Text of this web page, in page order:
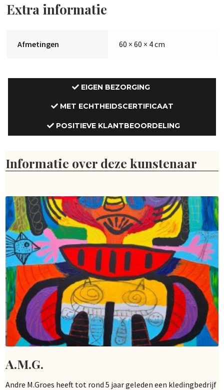
Extra informatie
Afmetingen 60 × 60 × 4 cm
EIGEN BEZORGING
MET ECHTHEIDSCERTIFICAAT
POSITIEVE KLANTBEOORDELING
Informatie over deze kunstenaar
A.M.G.
Andre M.Groes heeft tot rond 5 jaar geleden een kledingbedrijf